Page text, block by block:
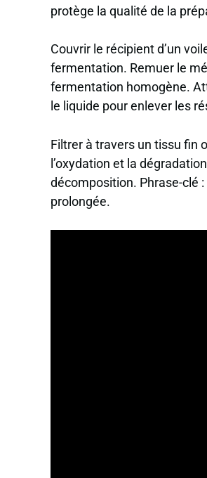
protège la qualité de la
Couvrir le récipient d’un
fermentation. Remuer le
fermentation homogène.
le liquide pour enlever les
Filtrer à travers un tissu fin
l’oxydation et la
décomposition. Phrase-clé
prolongée.